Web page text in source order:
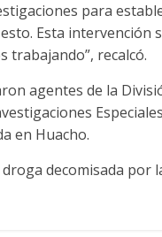
para
Esta
trabajando”, recalcó.
agentes de la
en Huacho.
decomisada por